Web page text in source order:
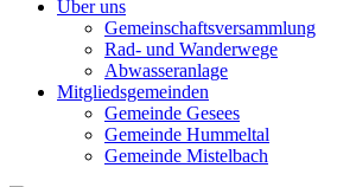
Über uns
Gemeinschaftsversammlung
Rad- und Wanderwege
Abwasseranlage
Mitgliedsgemeinden
Gemeinde Gesees
Gemeinde Hummeltal
Gemeinde Mistelbach